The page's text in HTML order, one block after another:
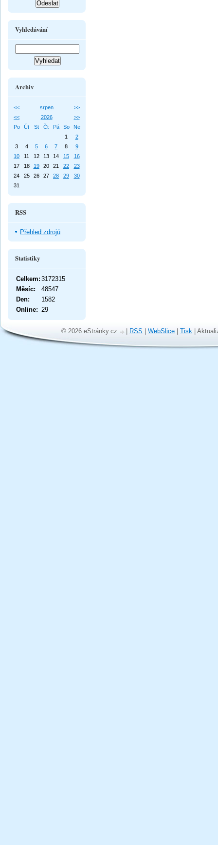
Vyhledávání
Archiv
<< srpen
>>
<<
2026
>>
Po
Út St Čt Pá So
Ne
1
2
3
4 5 6 7 8
9
10
11 12 13 14 15
16
17
18 19 20 21 22
23
24
25 26 27 28 29
30
31
RSS
Přehled zdrojů
Statistiky
Online: 29
Celkem: 3172315
Měsíc:
48547
Den:
1582
© 2026 eStránky.cz | RSS | WebSlice | Tisk |